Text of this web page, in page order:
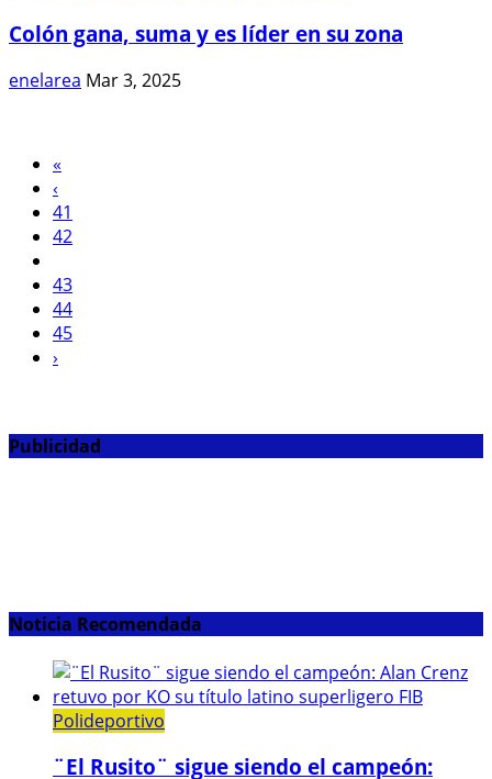
Colón gana, suma y es líder en su zona
enelarea Mar 3, 2025
«
‹
41
42
43
44
45
›
Publicidad
Noticia Recomendada
Polideportivo
¨El Rusito¨ sigue siendo el campeón: